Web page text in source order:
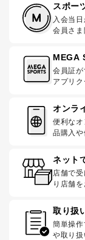
スポー
入会当
会員さま
MEGA
会員証が
アプリ
オンラ
便利な
品購入や
ネット
店舗で
り店舗
取り扱
簡単操
や取り扱